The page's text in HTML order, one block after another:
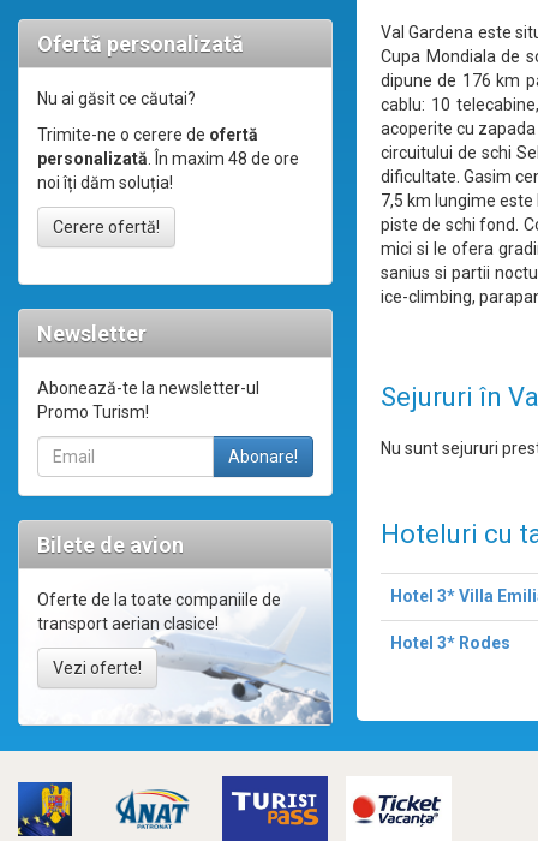
Ofertă personalizată
Nu ai găsit ce căutai?
Trimite-ne o cerere de ofertă
personalizată. În maxim 48 de ore
noi îți dăm soluția!
Cerere ofertă!
Newsletter
Abonează-te la newsletter-ul
Promo Turism!
Bilete de avion
Oferte de la toate companiile de
transport aerian clasice!
Vezi oferte!
Val Gardena este
Cupa Mondiala de
dipune de 176 km
cablu: 10
acoperite cu
circuitului de schi
dificultate. Gasim
7,5 km lungime
piste de schi fond.
mici si le ofera
sanius si partii
ice-climbing,
Sejururi în
Nu sunt sejururi
Hoteluri cu
Hotel 3* Villa
Hotel 3* Rodes